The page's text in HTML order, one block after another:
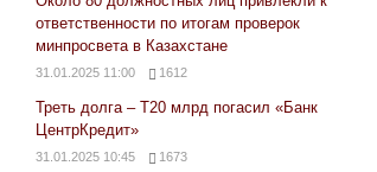
ответственности по итогам проверок
минпросвета в Казахстане
31.01.2025 11:00 1612
Треть долга – Т20 млрд погасил «Банк
ЦентрКредит»
31.01.2025 10:45 1673